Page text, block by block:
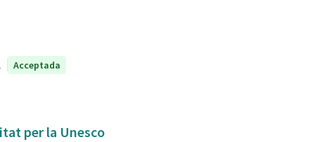
Acceptada
per la Unesco